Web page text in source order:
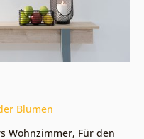
Blumen
Wohnzimmer, Für den